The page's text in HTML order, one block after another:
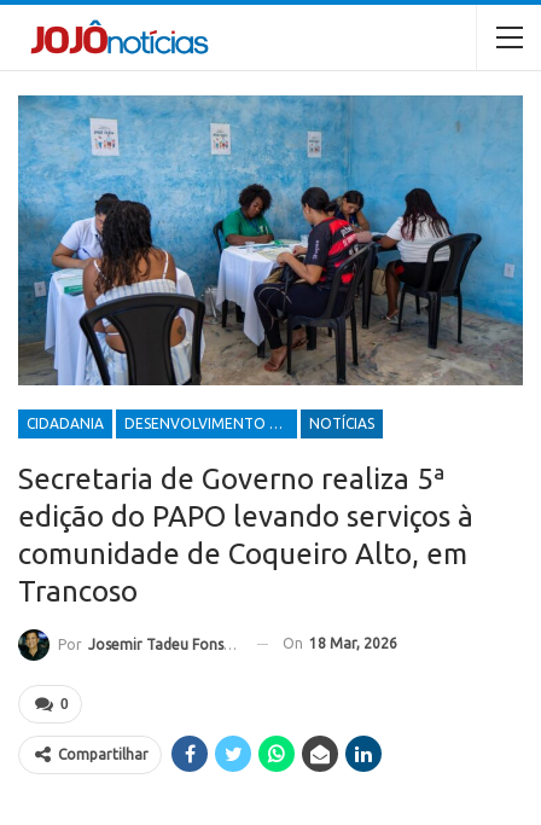
CIDADANIA DESENVOLVIMENTO ECONÔMICO E SOCIAL NOTÍCIAS
Secretaria de Governo realiza 5ª
edição do PAPO levando serviços à
comunidade de Coqueiro Alto, em
Trancoso
Por Josemir Tadeu Fonseca On 18 Mar, 2026
0
Compartilhar